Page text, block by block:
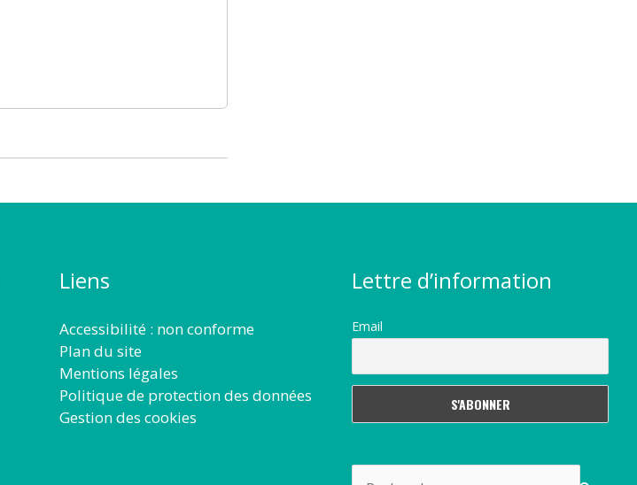
Liens
Accessibilité : non conforme
Plan du site
Mentions légales
Politique de protection des données
Gestion des cookies
Lettre d’information
Email